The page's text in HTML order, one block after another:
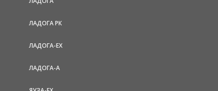
ЛАДОГА РК
ЛАДОГА-EX
ЛАДОГА-А